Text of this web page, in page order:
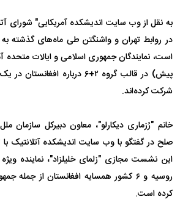
به نقل از وب سایت اندیشکده آمریکایی" شورای
در روابط تهران و واشنگتن طی ماه‌های گذشته
پیش) در قالب گروه ۲+۶ درباره
شرکت کرده‌اند.
خانم "رُزماری دیکارلو"، معاون دبیرکل سازمان
صلح در گفتگو با وب سایت اندیشکده آتلانتیک
این نشست مجازی "زلمای خلیلزاد"، نماینده ویژه
روسیه و ۶ کشور همسایه افغانستان از
کرده است.